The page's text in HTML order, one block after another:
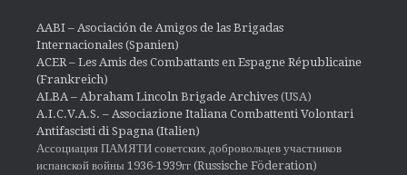
AABI – Asociación de Amigos de las Brigadas
Internacionales (Spanien)
ACER – Les Amis des Combattants en Espagne Républicaine
(Frankreich)
ALBA – Abraham Lincoln Brigade Archives (USA)
A.I.C.V.A.S. – Associazione Italiana Combattenti Volontari
Antifascisti di Spagna (Italien)
Ассоциация ПАМЯТИ советских добровольцев участников
испанской войны 1936-1939гг (Russische Föderation)